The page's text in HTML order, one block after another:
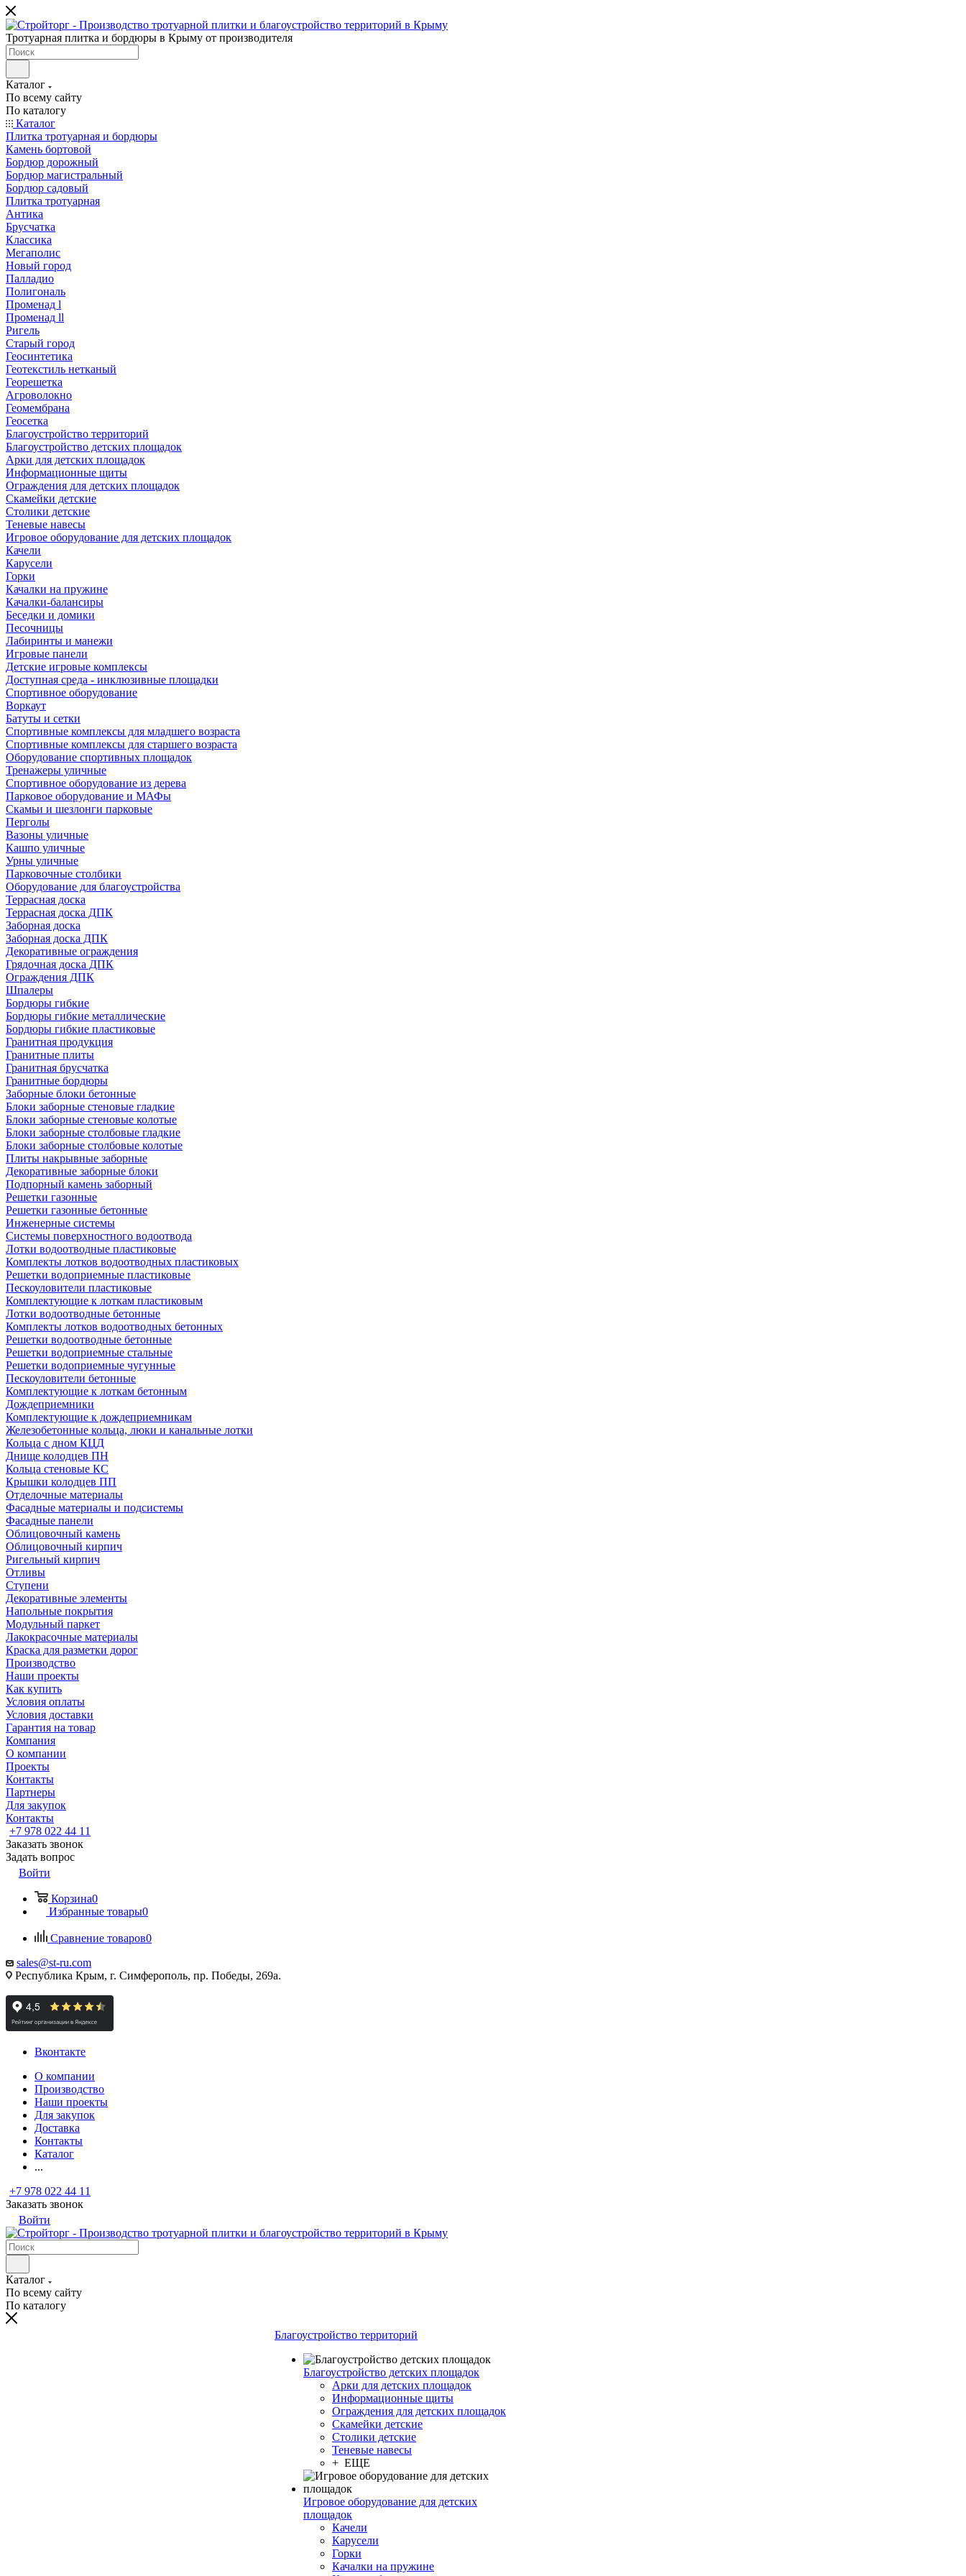
Тротуарная плитка и бордюры в Крыму от производителя
Каталог
По всему сайту
По каталогу
Каталог
Плитка тротуарная и бордюры
Камень бортовой
Бордюр дорожный
Бордюр магистральный
Бордюр садовый
Плитка тротуарная
Антика
Брусчатка
Классика
Мегаполис
Новый город
Палладио
Полигональ
Променад l
Променад ll
Ригель
Старый город
Геосинтетика
Геотекстиль нетканый
Георешетка
Агроволокно
Геомембрана
Геосетка
Благоустройство территорий
Благоустройство детских площадок
Арки для детских площадок
Информационные щиты
Ограждения для детских площадок
Скамейки детские
Столики детские
Теневые навесы
Игровое оборудование для детских площадок
Качели
Карусели
Горки
Качалки на пружине
Качалки-балансиры
Беседки и домики
Песочницы
Лабиринты и манежи
Игровые панели
Детские игровые комплексы
Доступная среда - инклюзивные площадки
Спортивное оборудование
Воркаут
Батуты и сетки
Спортивные комплексы для младшего возраста
Спортивные комплексы для старшего возраста
Оборудование спортивных площадок
Тренажеры уличные
Спортивное оборудование из дерева
Парковое оборудование и МАФы
Скамьи и шезлонги парковые
Перголы
Вазоны уличные
Кашпо уличные
Урны уличные
Парковочные столбики
Оборудование для благоустройства
Террасная доска
Террасная доска ДПК
Заборная доска
Заборная доска ДПК
Декоративные ограждения
Грядочная доска ДПК
Ограждения ДПК
Шпалеры
Бордюры гибкие
Бордюры гибкие металлические
Бордюры гибкие пластиковые
Гранитная продукция
Гранитные плиты
Гранитная брусчатка
Гранитные бордюры
Заборные блоки бетонные
Блоки заборные стеновые гладкие
Блоки заборные стеновые колотые
Блоки заборные столбовые гладкие
Блоки заборные столбовые колотые
Плиты накрывные заборные
Декоративные заборные блоки
Подпорный камень заборный
Решетки газонные
Решетки газонные бетонные
Инженерные системы
Системы поверхностного водоотвода
Лотки водоотводные пластиковые
Комплекты лотков водоотводных пластиковых
Решетки водоприемные пластиковые
Пескоуловители пластиковые
Комплектующие к лоткам пластиковым
Лотки водоотводные бетонные
Комплекты лотков водоотводных бетонных
Решетки водоотводные бетонные
Решетки водоприемные стальные
Решетки водоприемные чугунные
Пескоуловители бетонные
Комплектующие к лоткам бетонным
Дождеприемники
Комплектующие к дождеприемникам
Железобетонные кольца, люки и канальные лотки
Кольца с дном КЦД
Днище колодцев ПН
Кольца стеновые КС
Крышки колодцев ПП
Отделочные материалы
Фасадные материалы и подсистемы
Фасадные панели
Облицовочный камень
Облицовочный кирпич
Ригельный кирпич
Отливы
Ступени
Декоративные элементы
Напольные покрытия
Модульный паркет
Лакокрасочные материалы
Краска для разметки дорог
Производство
Наши проекты
Как купить
Условия оплаты
Условия доставки
Гарантия на товар
Компания
О компании
Проекты
Контакты
Партнеры
Для закупок
Контакты
+7 978 022 44 11
Заказать звонок
Задать вопрос
Войти
Корзина0
Избранные товары0
Сравнение товаров0
sales@st-ru.com
Республика Крым, г. Симферополь, пр. Победы, 269а.
Вконтакте
О компании
Производство
Наши проекты
Для закупок
Доставка
Контакты
Каталог
...
+7 978 022 44 11
Заказать звонок
Войти
Каталог
По всему сайту
По каталогу
Благоустройство территорий
Благоустройство детских площадок
Арки для детских площадок
Информационные щиты
Ограждения для детских площадок
Скамейки детские
Столики детские
Теневые навесы
+ ЕЩЕ
Игровое оборудование для детских
площадок
Качели
Карусели
Горки
Качалки на пружине